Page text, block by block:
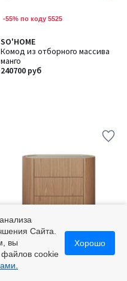
-55% по коду 5525
SO'HOME
Комод из отборного массива
манго
240700 руб
SO'HOME
Комод 3 ящика из шпона
Сайта.
вы
файлов cookie
Хорошо